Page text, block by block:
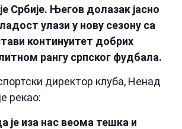
Србије. Његов долазак јасно
улази у нову сезону са
континуитет добрих
рангу српског фудбала.
директор клуба, Ненад
рекао:
је иза нас веома тешка и